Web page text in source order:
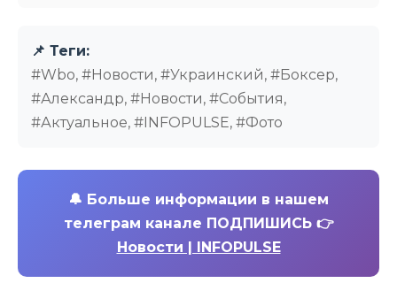
📌 Теги:
#Wbo, #Новости, #Украинский, #Боксер,
#Александр, #Новости, #События,
#Актуальное, #INFOPULSE, #Фото
🔔 Больше информации в нашем
телеграм канале ПОДПИШИСЬ 👉
Новости | INFOPULSE